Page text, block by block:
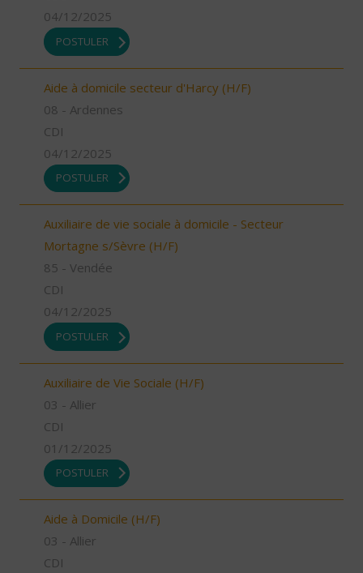
04/12/2025
POSTULER
Aide à domicile secteur d'Harcy (H/F)
08 - Ardennes
CDI
04/12/2025
POSTULER
Auxiliaire de vie sociale à domicile - Secteur
Mortagne s/Sèvre (H/F)
85 - Vendée
CDI
04/12/2025
POSTULER
Auxiliaire de Vie Sociale (H/F)
03 - Allier
CDI
01/12/2025
POSTULER
Aide à Domicile (H/F)
03 - Allier
CDI